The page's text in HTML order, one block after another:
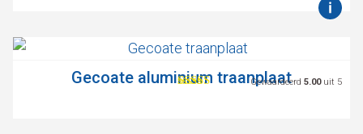
Gecoate aluminium traanplaat
Gewaardeerd 5.00uit 5